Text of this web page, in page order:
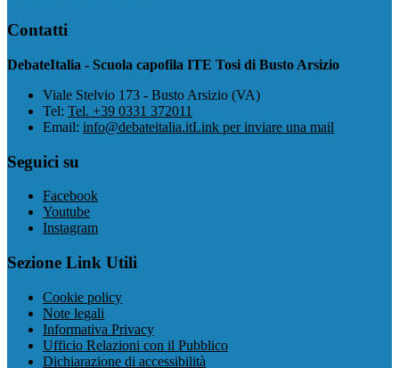
Contatti
DebateItalia - Scuola capofila ITE Tosi di Busto Arsizio
Viale Stelvio 173 - Busto Arsizio (VA)
Tel: Tel. +39 0331 372011
Email: info@debateitalia.itLink per inviare una mail
Seguici su
Facebook
Youtube
Instagram
Sezione Link Utili
Cookie policy
Note legali
Informativa Privacy
Ufficio Relazioni con il Pubblico
Dichiarazione di accessibilità